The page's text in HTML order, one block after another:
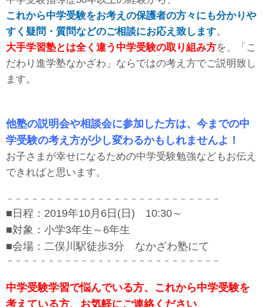
これから中学受験をお考えの保護者の方々にも分かりや
すく疑問・質問などのご相談にお応え致します。
大手学習塾とは全く違う中学受験の取り組み方を、「こ
だわり進学塾なかざわ」ならではの考え方でご説明致し
ます。
他塾の説明会や相談会に参加した方は、今までの中
学受験の考え方が少し変わるかもしれませんよ！
お子さまが幸せになるための中学受験勉強などもお伝え
できればと思います。
－－－－－－－－－－－－－－－－－－－－－－－－－－
■日程：2019年10月6日(日) 10:30～
■対象：小学3年生～6年生
■会場：二俣川駅徒歩3分 なかざわ塾にて
－－－－－－－－－－－－－－－－－－－－－－－－－－
中学受験学習で悩んでいる方、これから中学受験を
考えている方、お気軽にご連絡ください。